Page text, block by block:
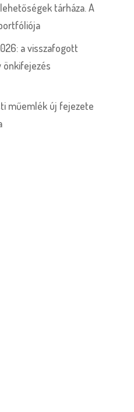
tárháza. A
a visszafogott
önkifejezés
műemlék új fejezete